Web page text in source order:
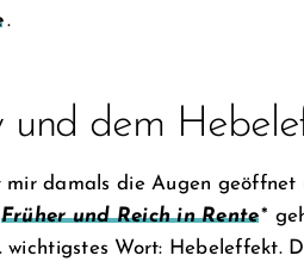
.
und dem
mir damals die Augen geöffnet
Früher und Reich in Rente*
Wort: Hebeleffekt.